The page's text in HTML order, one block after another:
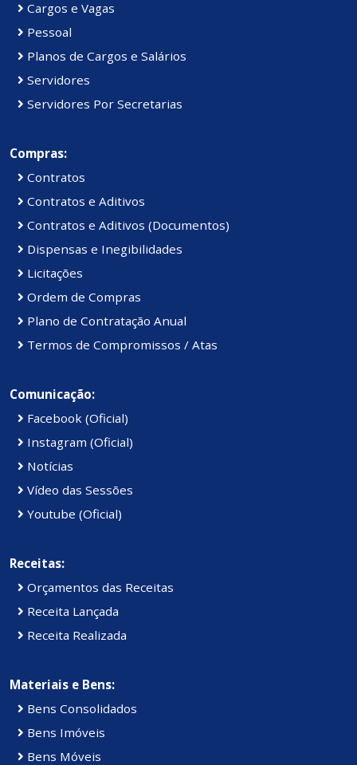
Cargos e Vagas
Pessoal
Planos de Cargos e Salários
Servidores
Servidores Por Secretarias
Compras:
Contratos
Contratos e Aditivos
Contratos e Aditivos (Documentos)
Dispensas e Inegibilidades
Licitações
Ordem de Compras
Plano de Contratação Anual
Termos de Compromissos / Atas
Comunicação:
Facebook (Oficial)
Instagram (Oficial)
Notícias
Vídeo das Sessões
Youtube (Oficial)
Receitas:
Orçamentos das Receitas
Receita Lançada
Receita Realizada
Materiais e Bens:
Bens Consolidados
Bens Imóveis
Bens Móveis